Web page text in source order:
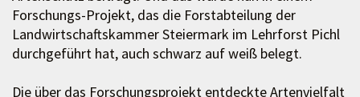
Forschungs-Projekt, das die Forstabteilung der
Landwirtschaftskammer Steiermark im Lehrforst Pichl
durchgeführt hat, auch schwarz auf weiß belegt.
Die über das Forschungsprojekt entdeckte Artenvielfalt